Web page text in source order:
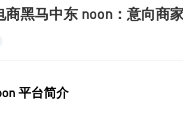
商黑马中东 noon：意向商